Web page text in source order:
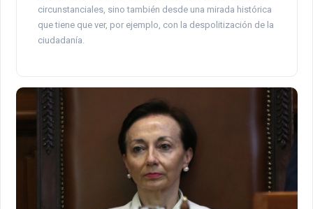
circunstanciales, sino también desde una mirada histórica
que tiene que ver, por ejemplo, con la despolitización de la
ciudadanía.